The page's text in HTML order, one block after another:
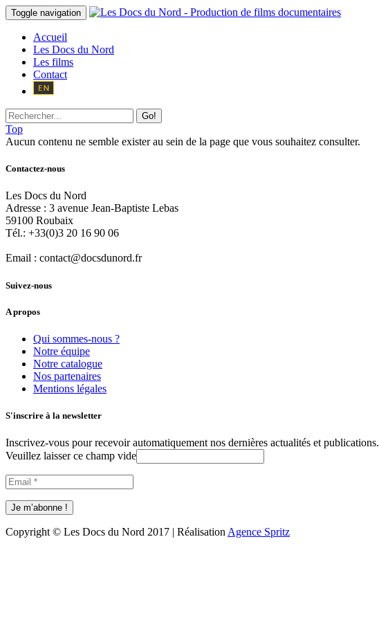
Toggle navigation
Accueil
Les Docs du Nord
Les films
Contact
Go!
Top
Aucun contenu ne semble exister au sein de la page que vous souhaitez consulter.
Contactez-nous
Les Docs du Nord
Adresse : 3 avenue Jean-Baptiste Lebas
59100 Roubaix
Tél.: +33(0)3 20 16 90 06
Email : contact@docsdunord.fr
Suivez-nous
A propos
Qui sommes-nous ?
Notre équipe
Notre catalogue
Nos partenaires
Mentions légales
S'inscrire à la newsletter
Inscrivez-vous pour recevoir automatiquement nos dernières actualités et publications.
Veuillez laisser ce champ vide
Copyright © Les Docs du Nord 2017 | Réalisation Agence Spritz